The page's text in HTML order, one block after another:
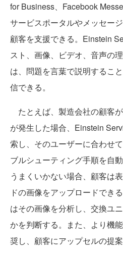
for Business、Facebook
サービスポータルやメッセー
顧客を支援できる。Einstein
スト、画像、ビデオ、音声の
は、問題を言葉で説明するこ
信できる。
たとえば、製造会社の顧客
が発生した場合、Einstein
索し、そのユーザーに合わせ
ブルシューティング手順を自
うまくいかない場合、顧客は
ドの画像をアップロードでき
はその画像を分析し、交換ユ
かを判断する。また、より機
奨し、顧客にアップセルの提